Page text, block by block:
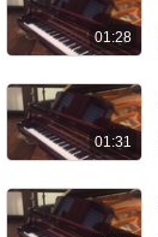
https://nana-
https://nana-
https://nana-
01:28
01:31